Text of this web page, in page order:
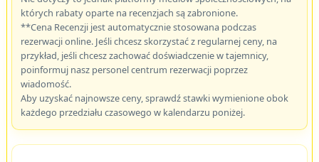
których rabaty oparte na recenzjach są zabronione.
**Cena Recenzji jest automatycznie stosowana podczas
rezerwacji online. Jeśli chcesz skorzystać z regularnej ceny, na
przykład, jeśli chcesz zachować doświadczenie w tajemnicy,
poinformuj nasz personel centrum rezerwacji poprzez
wiadomość.
Aby uzyskać najnowsze ceny, sprawdź stawki wymienione obok
każdego przedziału czasowego w kalendarzu poniżej.